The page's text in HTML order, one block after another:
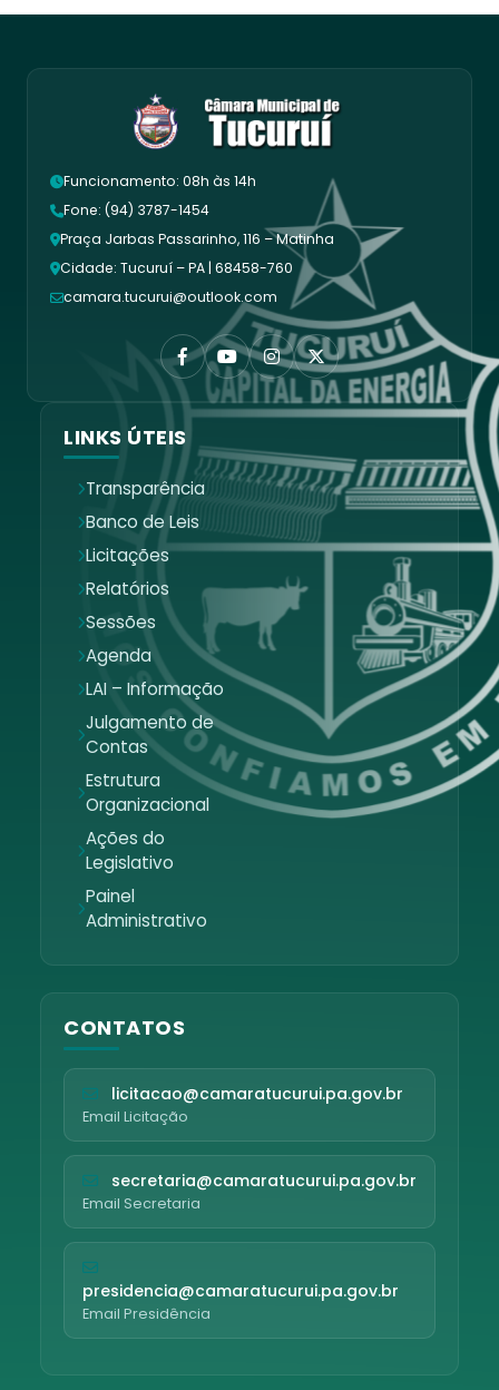
Funcionamento: 08h às 14h
Fone: (94) 3787-1454
Praça Jarbas Passarinho, 116 – Matinha
Cidade: Tucuruí – PA | 68458-760
camara.tucurui@outlook.com
LINKS ÚTEIS
Transparência
Banco de Leis
Licitações
Relatórios
Sessões
Agenda
LAI – Informação
Julgamento de
Contas
Estrutura
Organizacional
Ações do
Legislativo
Painel
Administrativo
CONTATOS
licitacao@camaratucurui.pa.gov.br
Email Licitação
secretaria@camaratucurui.pa.gov.br
Email Secretaria
presidencia@camaratucurui.pa.gov.br
Email Presidência